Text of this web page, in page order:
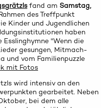
fand am Samstag,
des Treffpunkt
Kinder und Jugendlichen
haben
"Wenn die
gesungen, Mitmach-
und vom Familienpuzzle
mit Fotos
wird intensiv an den
gearbeitet. Neben
bei dem alle